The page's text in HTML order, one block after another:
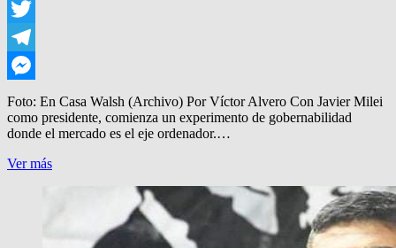
WhatsApp
Twitter
Telegram
Messenger
Foto: En Casa Walsh (Archivo) Por Víctor Alvero Con Javier Milei
como presidente, comienza un experimento de gobernabilidad
donde el mercado es el eje ordenador.…
Ver másCESARONI:
CARCELES?